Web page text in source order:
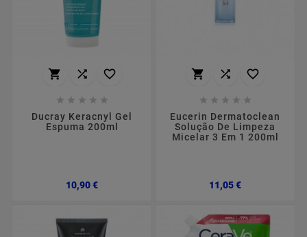
  
    
Ducray Keracnyl Gel
Espuma 200ml
10,90 €Preço
  
    
Eucerin Dermatoclean
Solução De Limpeza
Micelar 3 Em 1 200ml
11,05 €Preço